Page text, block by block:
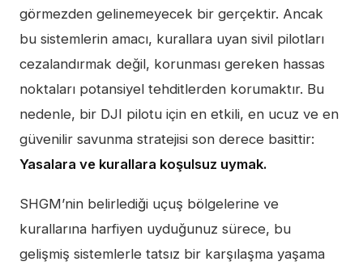
görmezden gelinemeyecek bir gerçektir. Ancak
bu sistemlerin amacı, kurallara uyan sivil pilotları
cezalandırmak değil, korunması gereken hassas
noktaları potansiyel tehditlerden korumaktır. Bu
nedenle, bir DJI pilotu için en etkili, en ucuz ve en
güvenilir savunma stratejisi son derece basittir:
Yasalara ve kurallara koşulsuz uymak.
SHGM’nin belirlediği uçuş bölgelerine ve
kurallarına harfiyen uyduğunuz sürece, bu
gelişmiş sistemlerle tatsız bir karşılaşma yaşama